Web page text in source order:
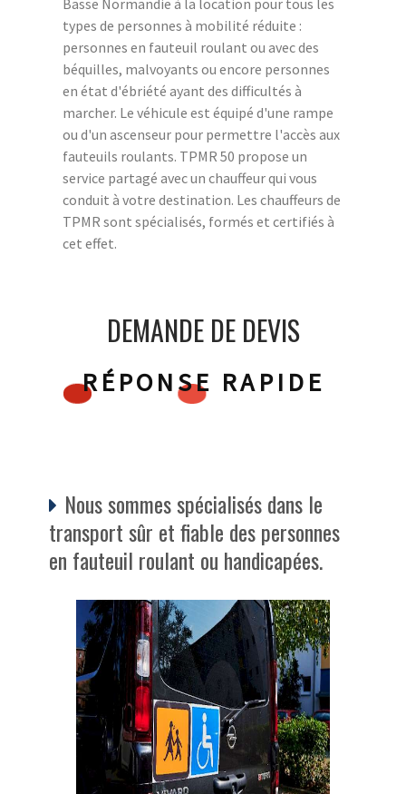
types de personnes à mobilité réduite :
personnes en fauteuil roulant ou avec des
béquilles, malvoyants ou encore personnes
en état d'ébriété ayant des difficultés à
marcher. Le véhicule est équipé d'une rampe
ou d'un ascenseur pour permettre l'accès aux
fauteuils roulants. TPMR 50 propose un
service partagé avec un chauffeur qui vous
conduit à votre destination. Les chauffeurs de
TPMR sont spécialisés, formés et certifiés à
cet effet.
DEMANDE DE DEVIS
RÉPONSE RAPIDE
Nous sommes spécialisés dans le
transport sûr et fiable des personnes
en fauteuil roulant ou handicapées.